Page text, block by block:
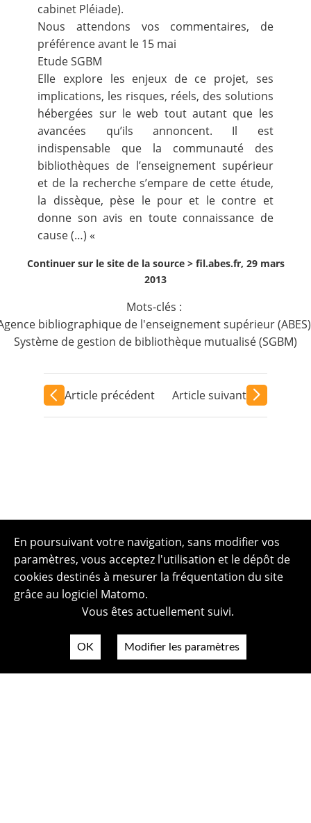
cabinet Pléiade).
Nous attendons vos commentaires, de
préférence avant le 15 mai
Etude SGBM
Elle explore les enjeux de ce projet, ses
implications, les risques, réels, des solutions
hébergées sur le web tout autant que les
avancées qu’ils annoncent. Il est
indispensable que la communauté des
bibliothèques de l’enseignement supérieur
et de la recherche s’empare de cette étude,
la dissèque, pèse le pour et le contre et
donne son avis en toute connaissance de
cause (…) «
Continuer sur le site de la source > fil.abes.fr, 29 mars
2013
Mots-clés :
bibliographique de l'enseignement supérieur (ABES)
Système de gestion de bibliothèque mutualisé (SGBM)
Article précédent Article suivant
En poursuivant votre navigation, sans modifier vos
paramètres, vous acceptez l'utilisation et le dépôt de
cookies destinés à mesurer la fréquentation du site
grâce au logiciel Matomo.
Vous êtes actuellement suivi.
OK Modifier les paramètres